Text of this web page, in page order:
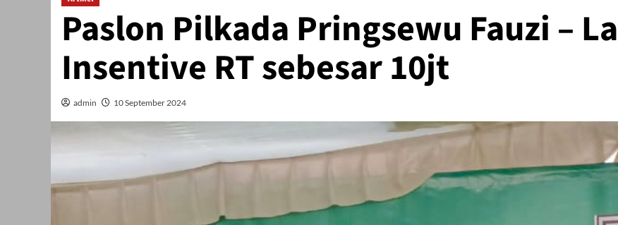
Paslon Pilkada Pringsewu Fauzi –
Insentive RT sebesar 10jt
admin 10 September 2024